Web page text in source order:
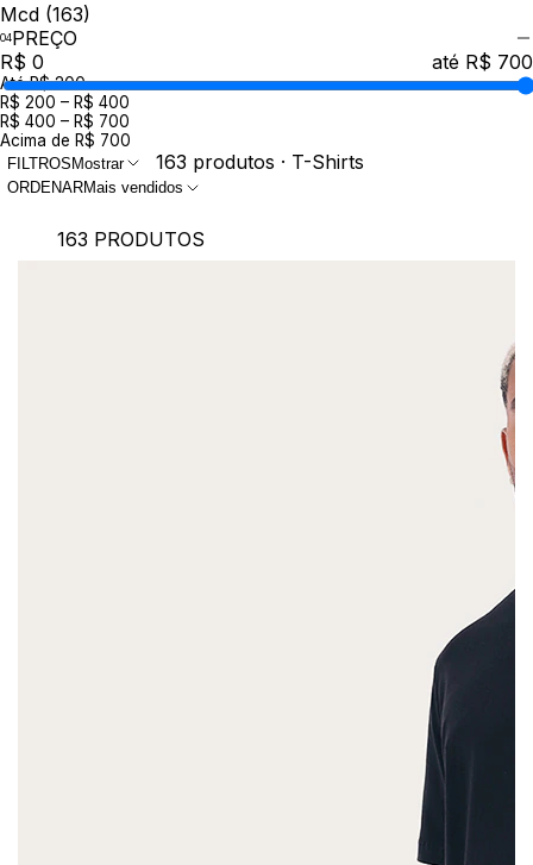
Mcd (163)
PREÇO
R$ 0
até R$ 700
Até R$ 200
R$ 200 – R$ 400
R$ 400 – R$ 700
Acima de R$ 700
FILTROS Mostrar 163 produtos · T-Shirts
ORDENARMais vendidos
163 PRODUTOS